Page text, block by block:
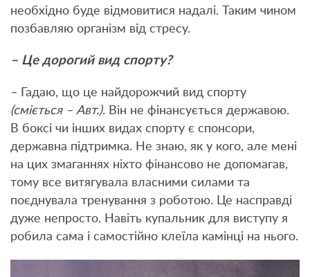
необхідно буде відмовитися надалі. Таким чином
позбавляю організм від стресу.
– Це дорогий вид спорту?
– Гадаю, що це найдорожчий вид спорту
(сміється – Авт.). Він не фінансується державою.
В боксі чи інших видах спорту є спонсори,
державна підтримка. Не знаю, як у кого, але мені
на цих змаганнях ніхто фінансово не допомагав,
тому все витягувала власними силами та
поєднувала тренування з роботою. Це насправді
дуже непросто. Навіть купальник для виступу я
робила сама і самостійно клеїла камінці на нього.